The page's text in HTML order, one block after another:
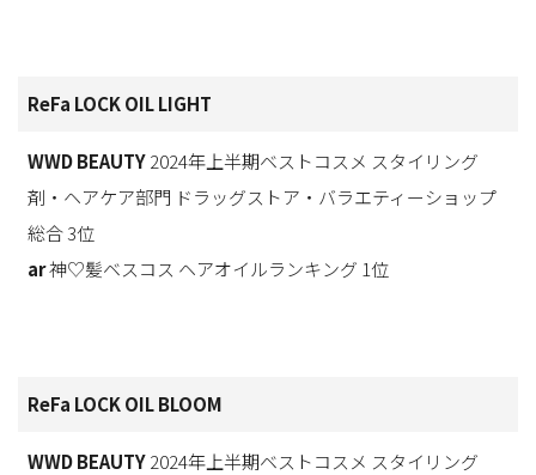
ReFa LOCK OIL LIGHT
WWD BEAUTY2024年上半期ベストコスメ スタイリング
剤・ヘアケア部門 ドラッグストア・バラエティーショップ
総合 3位
ar神♡髪ベスコス ヘアオイルランキング 1位
ReFa LOCK OIL BLOOM
WWD BEAUTY2024年上半期ベストコスメ スタイリング